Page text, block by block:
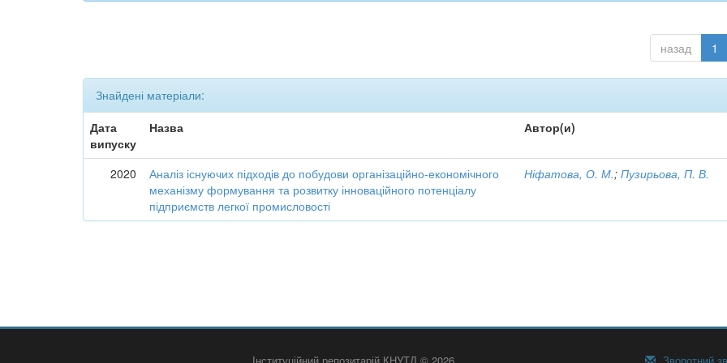
назад 1
Знайдені матеріали:
Дата
випуску
Назва Автор(и)
2020
Аналіз існуючих підходів до побудови організаційно-економічного
механізму формування та розвитку інноваційного потенціалу
підприємств легкої промисловості
Ніфатова, О. М.;Пузирьова, П. В.